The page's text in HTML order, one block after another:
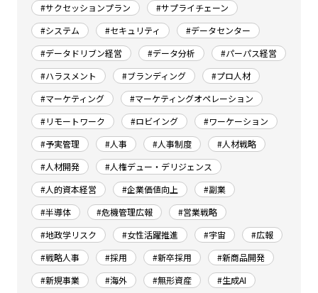
#サクセッションプラン
#サプライチェーン
#システム
#セキュリティ
#データセンター
#データドリブン経営
#データ分析
#パーパス経営
#ハラスメント
#ブランディング
#プロ人材
#マーケティング
#マーケティングオペレーション
#リモートワーク
#ロビイング
#ワーケーション
#予実管理
#人事 #人事制度
#人材戦略
#人材開発
#人権デュー・デリジェンス
#人的資本経営
#企業価値向上
#副業
#半導体
#危機管理広報
#営業戦略
#地政学リスク
#女性活躍推進 #宇宙
#広報
#戦略人事
#採用 #新卒採用
#新商品開発
#新規事業
#海外 #無形資産
#生成AI